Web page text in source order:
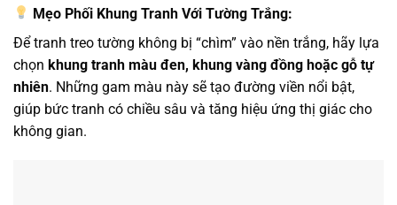
Mẹo Phối Khung Tranh Với Tường Trắng:
Để tranh treo tường không bị “chìm” vào nền trắng, hãy lựa
chọn khung tranh màu đen, khung vàng đồng hoặc gỗ tự
nhiên. Những gam màu này sẽ tạo đường viền nổi bật,
giúp bức tranh có chiều sâu và tăng hiệu ứng thị giác cho
không gian.